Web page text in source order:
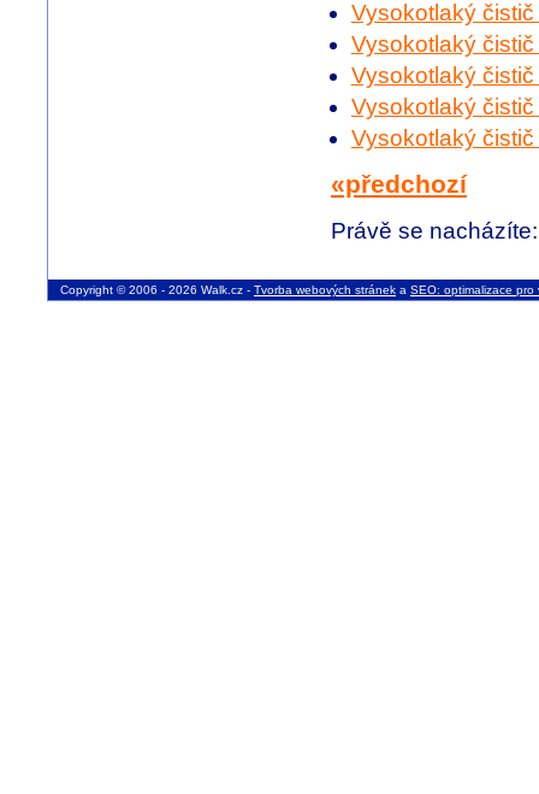
Vysokotlaký
Vysokotlaký
Vysokotlaký
Vysokotlaký
Vysokotlaký
«předchozí
Právě se
Copyright © 2006 - 2026 Walk.cz - Tvorba webových stránek a SEO: optimalizace pro